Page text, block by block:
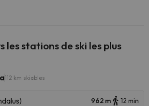
les stations de ski les plus
112 km skiables
962 m 12 min